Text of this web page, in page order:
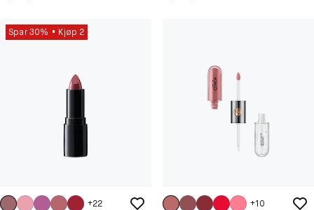
Spar 30% Kjøp 2
+22 +10